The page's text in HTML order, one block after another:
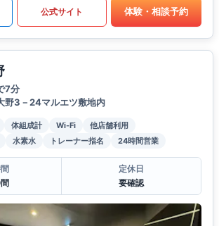
公式サイト 体験・相談予約
7分
野3－24マルエツ敷地内
体組成計 Wi-Fi
他店舗利用
水素水 トレーナー指名 24時間営業
定休日
要確認